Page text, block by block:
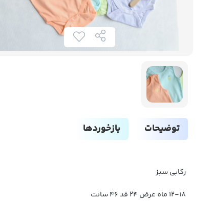
توضیحات بازخوردها
رکابی سبز
۱۲-۱۸ ماه عرض ۲۴ قد ۴۶ سانت